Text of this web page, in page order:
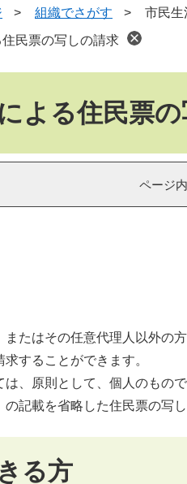
> 組織でさがす > 市民生
民票の写しの請求
よる住民票
ページ
たはその任意代理人以外の
することができます。
、原則として、個人のもの
記載を省略した住民票の写し
る方